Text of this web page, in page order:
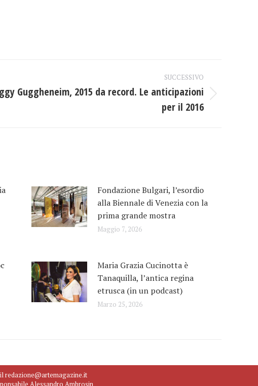
SUCCESSIVO
Guggheneim, 2015 da record. Le anticipazioni
per il 2016
Fondazione Bulgari, l’esordio
alla Biennale di Venezia con la
prima grande mostra
Maggio 7, 2026
Maria Grazia Cucinotta è
Tanaquilla, l’antica regina
etrusca (in un podcast)
Marzo 25, 2026
redazione@artemagazine.it
Alessandro Ambrosin